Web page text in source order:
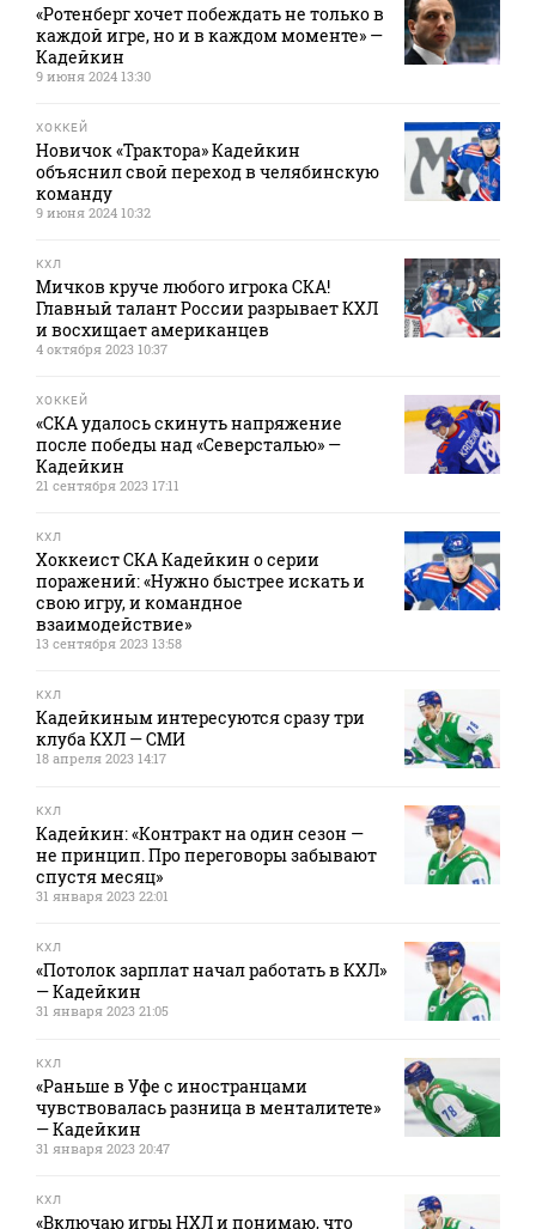
«Ротенберг хочет побеждать не только в
каждой игре, но и в каждом моменте» —
Кадейкин
9 июня 2024 13:30
ХОККЕЙ
Новичок «Трактора» Кадейкин
объяснил свой переход в челябинскую
команду
9 июня 2024 10:32
КХЛ
Мичков круче любого игрока СКА!
Главный талант России разрывает КХЛ
и восхищает американцев
4 октября 2023 10:37
ХОККЕЙ
«СКА удалось скинуть напряжение
после победы над «Северсталью» —
Кадейкин
21 сентября 2023 17:11
КХЛ
Хоккеист СКА Кадейкин о серии
поражений: «Нужно быстрее искать и
свою игру, и командное
взаимодействие»
13 сентября 2023 13:58
КХЛ
Кадейкиным интересуются сразу три
клуба КХЛ — СМИ
18 апреля 2023 14:17
КХЛ
Кадейкин: «Контракт на один сезон —
не принцип. Про переговоры забывают
спустя месяц»
31 января 2023 22:01
КХЛ
«Потолок зарплат начал работать в КХЛ»
— Кадейкин
31 января 2023 21:05
КХЛ
«Раньше в Уфе с иностранцами
чувствовалась разница в менталитете»
— Кадейкин
31 января 2023 20:47
КХЛ
«Включаю игры НХЛ и понимаю, что